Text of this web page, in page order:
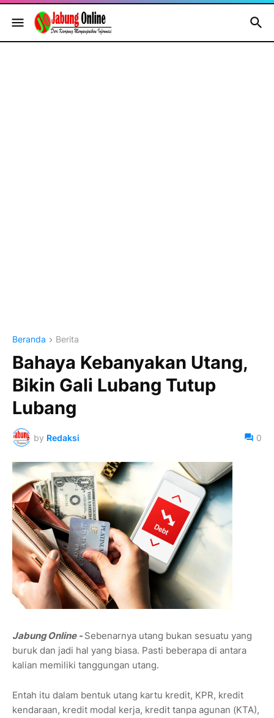
Beranda Berita
Bahaya Kebanyakan Utang,
Bikin Gali Lubang Tutup
Lubang
by Redaksi 0
Jabung Online - Sebenarnya utang bukan sesuatu yang
buruk dan jadi hal yang biasa. Pasti beberapa di antara
kalian memiliki tanggungan utang.
Entah itu dalam bentuk utang kartu kredit, KPR, kredit
kendaraan, kredit modal kerja, kredit tanpa agunan (KTA),